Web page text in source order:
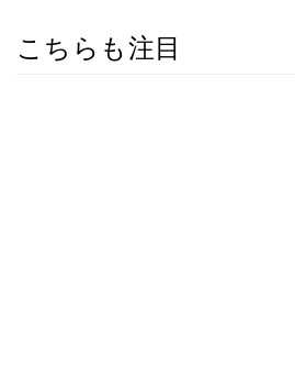
こちらも注目